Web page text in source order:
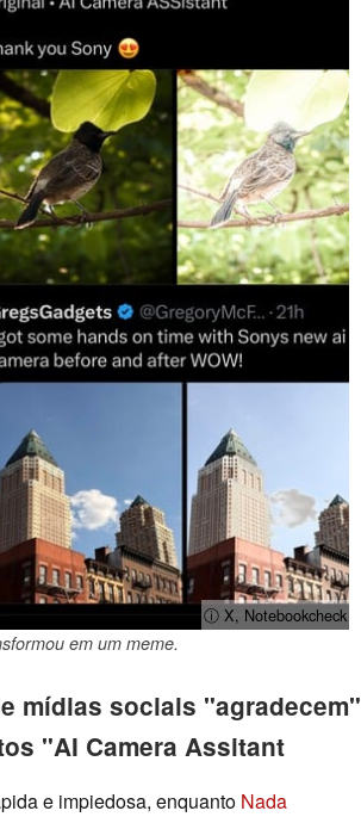
ⓘ X, Notebookcheck
em um meme.
mídias sociais "agradecem"
"AI Camera Assitant
e impiedosa, enquanto Nada